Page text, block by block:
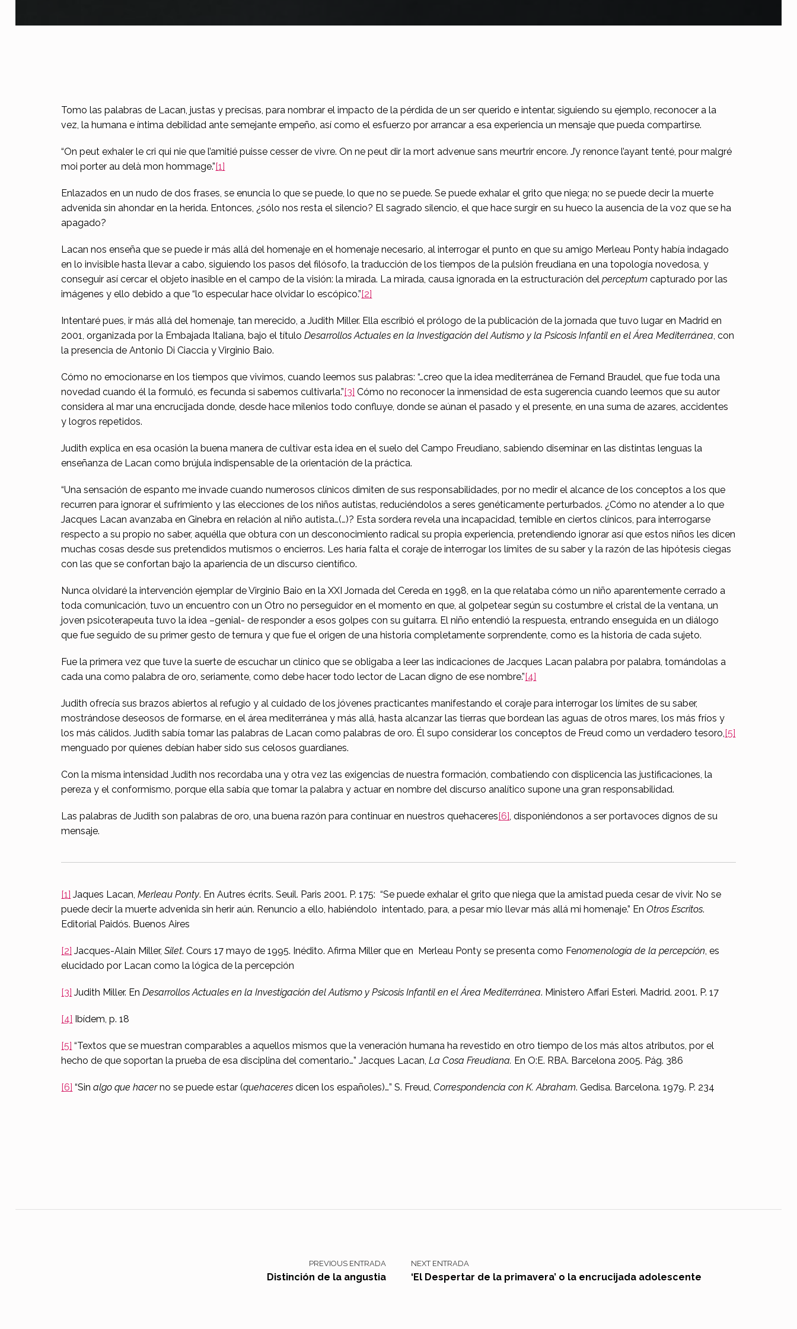
J
d
i
t
h
,
s
u
s
p
a
l
a
b
r
a
s
d
e
o
r
o
Tomo las palabras de Lacan, justas y precisas, para nombrar el impacto de la pérdida de un ser querido e intentar, siguiendo su ejemplo, reconocer a la
vez, la humana e íntima debilidad ante semejante empeño, así como el esfuerzo por arrancar a esa experiencia un mensaje que pueda compartirse.
“On peut exhaler le cri qui nie que l’amitié puisse cesser de vivre. On ne peut dir la mort advenue sans meurtrir encore. J’y renonce l’ayant tenté, pour malgré
moi porter au delà mon hommage.”[1]
Enlazados en un nudo de dos frases, se enuncia lo que se puede, lo que no se puede. Se puede exhalar el grito que niega; no se puede decir la muerte
advenida sin ahondar en la herida. Entonces, ¿sólo nos resta el silencio? El sagrado silencio, el que hace surgir en su hueco la ausencia de la voz que se ha
apagado?
Lacan nos enseña que se puede ir más allá del homenaje en el homenaje necesario, al interrogar el punto en que su amigo Merleau Ponty había indagado
en lo invisible hasta llevar a cabo, siguiendo los pasos del filósofo, la traducción de los tiempos de la pulsión freudiana en una topología novedosa, y
conseguir así cercar el objeto inasible en el campo de la visión: la mirada. La mirada, causa ignorada en la estructuración delperceptumcapturado por las
imágenes y ello debido a que “lo especular hace olvidar lo escópico.”[2]
Intentaré pues, ir más allá del homenaje, tan merecido, a Judith Miller. Ella escribió el prólogo de la publicación de la jornada que tuvo lugar en Madrid en
2001, organizada por la Embajada Italiana, bajo el títuloDesarrollos Actuales en la Investigación del Autismo y la Psicosis Infantil en el Área Mediterránea , con
la presencia de Antonio Di Ciaccia y Virginio Baio.
Cómo no emocionarse en los tiempos que vivimos, cuando leemos sus palabras: “…creo que la idea mediterránea de Fernand Braudel, que fue toda una
novedad cuando él la formuló, es fecunda si sabemos cultivarla.”[3] Cómo no reconocer la inmensidad de esta sugerencia cuando leemos que su autor
considera al mar una encrucijada donde, desde hace milenios todo confluye, donde se aúnan el pasado y el presente, en una suma de azares, accidentes
y logros repetidos.
Judith explica en esa ocasión la buena manera de cultivar esta idea en el suelo del Campo Freudiano, sabiendo diseminar en las distintas lenguas la
enseñanza de Lacan como brújula indispensable de la orientación de la práctica.
“Una sensación de espanto me invade cuando numerosos clínicos dimiten de sus responsabilidades, por no medir el alcance de los conceptos a los que
recurren para ignorar el sufrimiento y las elecciones de los niños autistas, reduciéndolos a seres genéticamente perturbados. ¿Cómo no atender a lo que
Jacques Lacan avanzaba en Ginebra en relación al niño autista…(…)? Esta sordera revela una incapacidad, temible en ciertos clínicos, para interrogarse
respecto a su propio no saber, aquélla que obtura con un desconocimiento radical su propia experiencia, pretendiendo ignorar así que estos niños les dicen
muchas cosas desde sus pretendidos mutismos o encierros. Les haría falta el coraje de interrogar los límites de su saber y la razón de las hipótesis ciegas
con las que se confortan bajo la apariencia de un discurso científico.
Nunca olvidaré la intervención ejemplar de Virginio Baio en la XXI Jornada del Cereda en 1998, en la que relataba cómo un niño aparentemente cerrado a
toda comunicación, tuvo un encuentro con un Otro no perseguidor en el momento en que, al golpetear según su costumbre el cristal de la ventana, un
joven psicoterapeuta tuvo la idea –genial- de responder a esos golpes con su guitarra. El niño entendió la respuesta, entrando enseguida en un diálogo
que fue seguido de su primer gesto de ternura y que fue el origen de una historia completamente sorprendente, como es la historia de cada sujeto.
Fue la primera vez que tuve la suerte de escuchar un clínico que se obligaba a leer las indicaciones de Jacques Lacan palabra por palabra, tomándolas a
cada una como palabra de oro, seriamente, como debe hacer todo lector de Lacan digno de ese nombre.”[4]
Judith ofrecía sus brazos abiertos al refugio y al cuidado de los jóvenes practicantes manifestando el coraje para interrogar los límites de su saber,
mostrándose deseosos de formarse, en el área mediterránea y más allá, hasta alcanzar las tierras que bordean las aguas de otros mares, los más fríos y
los más cálidos. Judith sabía tomar las palabras de Lacan como palabras de oro. Él supo considerar los conceptos de Freud como un verdadero tesoro, [5]
menguado por quienes debían haber sido sus celosos guardianes.
Con la misma intensidad Judith nos recordaba una y otra vez las exigencias de nuestra formación, combatiendo con displicencia las justificaciones, la
pereza y el conformismo, porque ella sabía que tomar la palabra y actuar en nombre del discurso analítico supone una gran responsabilidad.
Las palabras de Judith son palabras de oro, una buena razón para continuar en nuestros quehaceres[6] , disponiéndonos a ser portavoces dignos de su
mensaje.
[1] Jaques Lacan,Merleau Ponty. En Autres écrits. Seuil. Paris 2001. P. 175: “Se puede exhalar el grito que niega que la amistad pueda cesar de vivir. No se
puede decir la muerte advenida sin herir aún. Renuncio a ello, habiéndolo intentado, para, a pesar mío llevar más allá mi homenaje.” EnOtros Escritos.
Editorial Paidós. Buenos Aires
[2] Jacques-Alain Miller,Silet. Cours 17 mayo de 1995. Inédito. Afirma Miller que en Merleau Ponty se presenta como Fenomenología de la percepción , es
elucidado por Lacan como la lógica de la percepción
[3] Judith Miller. EnDesarrollos Actuales en la Investigación del Autismo y Psicosis Infantil en el Área Mediterránea. Ministero Affari Esteri. Madrid. 2001. P. 17
[4] Ibídem, p. 18
[5] “Textos que se muestran comparables a aquellos mismos que la veneración humana ha revestido en otro tiempo de los más altos atributos, por el
hecho de que soportan la prueba de esa disciplina del comentario…” Jacques Lacan,La Cosa Freudiana. En O:E. RBA. Barcelona 2005. Pág. 386
[6] “Sinalgo que hacerno se puede estar (quehaceres dicen los españoles)…” S. Freud,Correspondencia con K. Abraham. Gedisa. Barcelona. 1979. P. 234
Navegación de entradas
PREVIOUS ENTRADA
Distinción de la angustia
NEXT ENTRADA
‘El Despertar de la primavera’ o la encrucijada adolescente